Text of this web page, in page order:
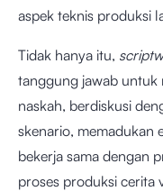
aspek teknis produksi
Tidak hanya itu,
tanggung jawab untuk
naskah, berdiskusi
skenario, memadukan
bekerja sama dengan
proses produksi cerita